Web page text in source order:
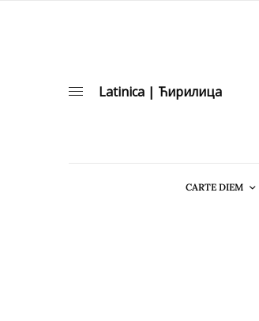
Latinica | Ћирилица
CARTE DIEM